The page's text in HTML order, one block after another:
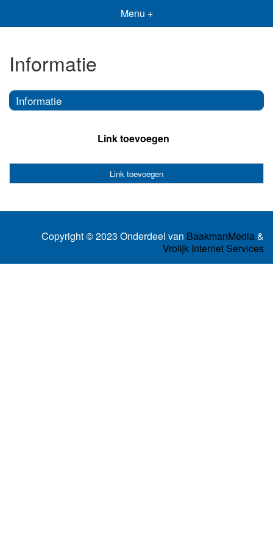
Menu +
Informatie
Informatie
Link toevoegen
Link toevoegen
Copyright © 2023 Onderdeel van BaakmanMedia&
Vrolijk Internet Services